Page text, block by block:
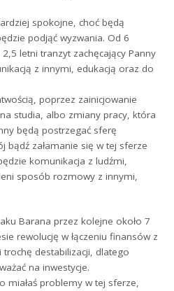
spokojne, choć będą
podjąć wyzwania. Od 6
letni tranzyt zachęcający Panny
z innymi, edukacją oraz do
poprzez zainicjowanie
studia, albo zmiany pracy, która
będą postrzegać sferę
bądź załamanie się w tej sferze
komunikacja z ludźmi,
sposób rozmowy z innymi,
Barana przez kolejne około 7
rewolucję w łączeniu finansów z
destabilizacji, dlatego
na inwestycje.
miałaś problemy w tej sferze,